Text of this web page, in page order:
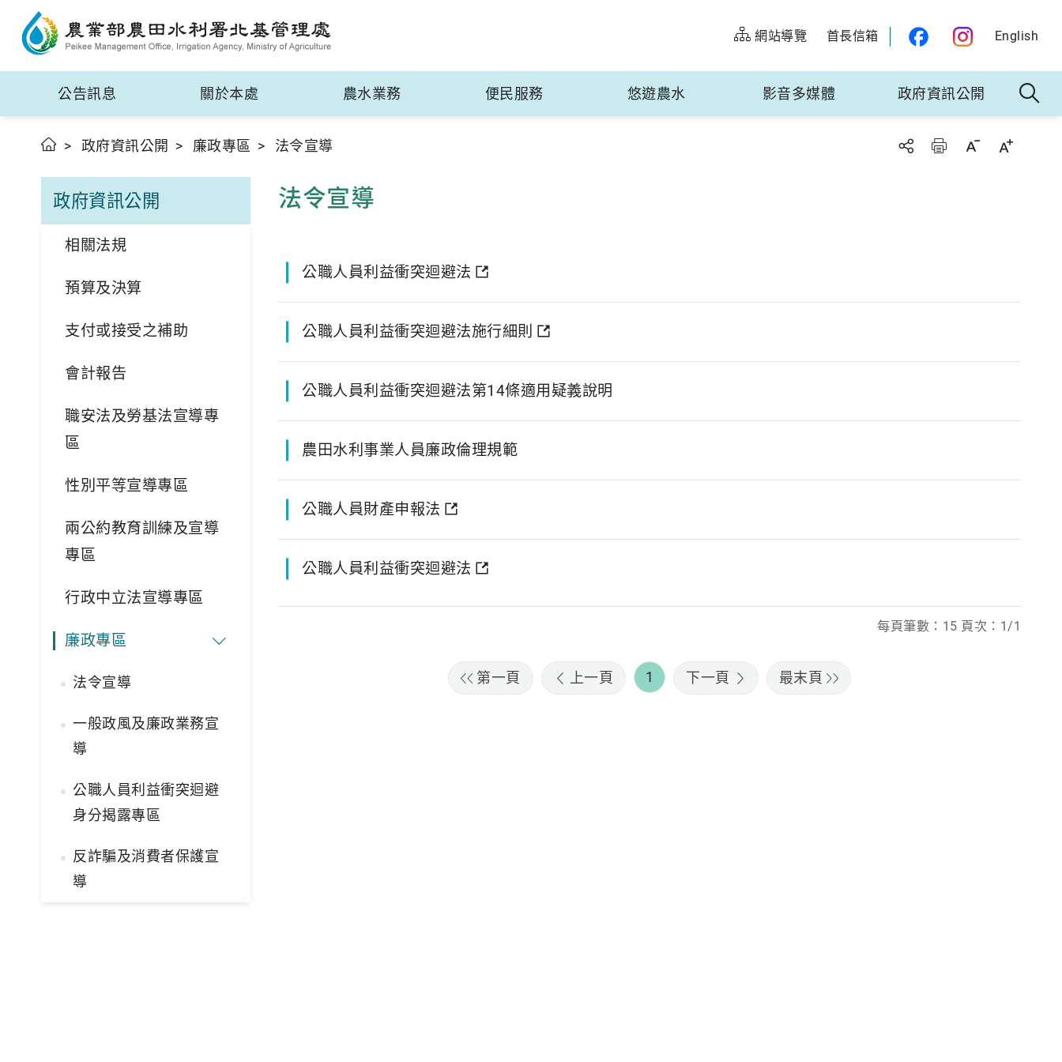
網站導覽 首長信箱 English
公告訊息 關於本處 農水業務 便民服務 悠遊農水 影音多媒體 政府資訊公開
政府資訊公開 廉政專區 法令宣導
政府資訊公開
相關法規
預算及決算
支付或接受之補助
會計報告
職安法及勞基法宣導專
區
性別平等宣導專區
兩公約教育訓練及宣導
專區
行政中立法宣導專區
廉政專區
法令宣導
一般政風及廉政業務宣
導
公職人員利益衝突迴避
身分揭露專區
反詐騙及消費者保護宣
導
法令宣導
公職人員利益衝突迴避法
公職人員利益衝突迴避法施行細則
公職人員利益衝突迴避法第14條適用疑義說明
農田水利事業人員廉政倫理規範
公職人員財產申報法
公職人員利益衝突迴避法
每頁筆數：15 頁次：1/1
第一頁 上一頁 1 下一頁 最末頁